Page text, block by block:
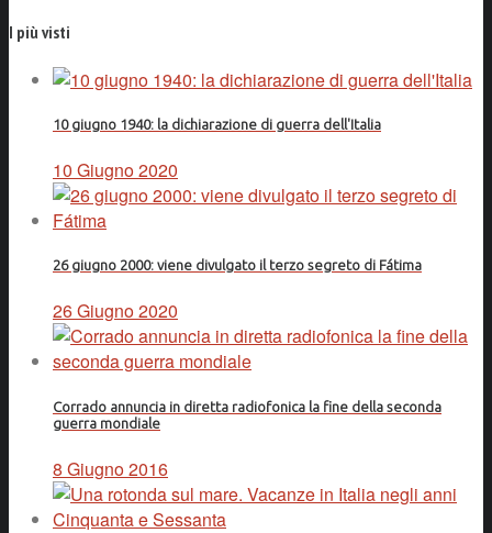
I più visti
10 giugno 1940: la dichiarazione di guerra dell'Italia
10 Giugno 2020
26 giugno 2000: viene divulgato il terzo segreto di Fátima
26 Giugno 2020
Corrado annuncia in diretta radiofonica la fine della seconda
guerra mondiale
8 Giugno 2016